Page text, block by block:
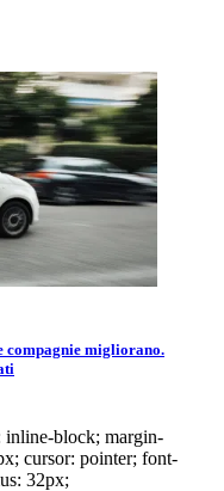
compagnie migliorano.
inline-block; margin-
cursor: pointer; font-
32px;